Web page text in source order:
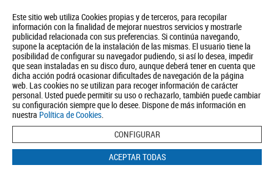
Este sitio web utiliza Cookies propias y de terceros, para recopilar
información con la finalidad de mejorar nuestros servicios y mostrarle
publicidad relacionada con sus preferencias. Si continúa navegando,
supone la aceptación de la instalación de las mismas. El usuario tiene la
posibilidad de configurar su navegador pudiendo, si así lo desea, impedir
que sean instaladas en su disco duro, aunque deberá tener en cuenta que
dicha acción podrá ocasionar dificultades de navegación de la página
web. Las cookies no se utilizan para recoger información de carácter
personal. Usted puede permitir su uso o rechazarlo, también puede cambiar
su configuración siempre que lo desee. Dispone de más información en
nuestra Política de Cookies.
CONFIGURAR
ACEPTAR TODAS
Quiénes somos Turismo Política de Privacidad Aviso Legal
Política de Cookies
BUSCAR